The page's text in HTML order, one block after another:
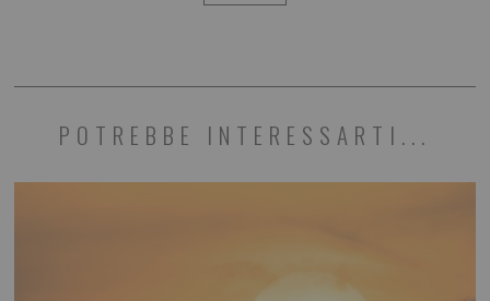
POTREBBE INTERESSARTI...